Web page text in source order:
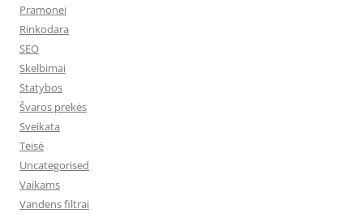
Pramonei
Rinkodara
SEO
Skelbimai
Statybos
Švaros prekės
Sveikata
Teisė
Uncategorised
Vaikams
Vandens filtrai